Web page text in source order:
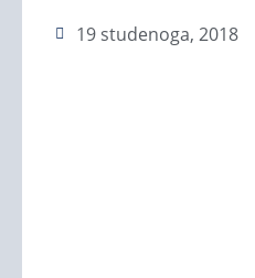
19 studenoga, 2018